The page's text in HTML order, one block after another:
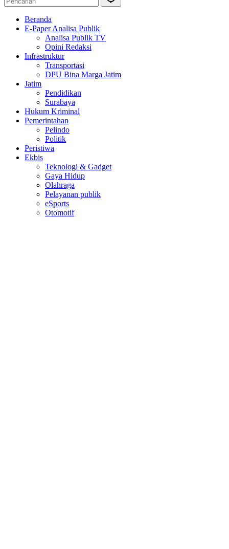
Beranda
E-Paper Analisa Publik
Analisa Publik TV
Opini Redaksi
Infrastruktur
Transportasi
DPU Bina Marga Jatim
Jatim
Pendidikan
Surabaya
Hukum Kriminal
Pemerintahan
Pelindo
Politik
Peristiwa
Ekbis
Teknologi & Gadget
Gaya Hidup
Olahraga
Pelayanan publik
eSports
Otomotif